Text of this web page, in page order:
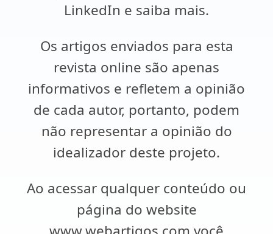
LinkedIn e saiba mais.
Os artigos enviados para esta
revista online são apenas
informativos e refletem a opinião
de cada autor, portanto, podem
não representar a opinião do
idealizador deste projeto.
Ao acessar qualquer conteúdo ou
página do website